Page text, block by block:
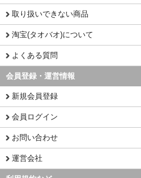
取り扱いできない商品
淘宝(タオバオ)について
よくある質問
会員登録・運営情報
新規会員登録
会員ログイン
お問い合わせ
運営会社